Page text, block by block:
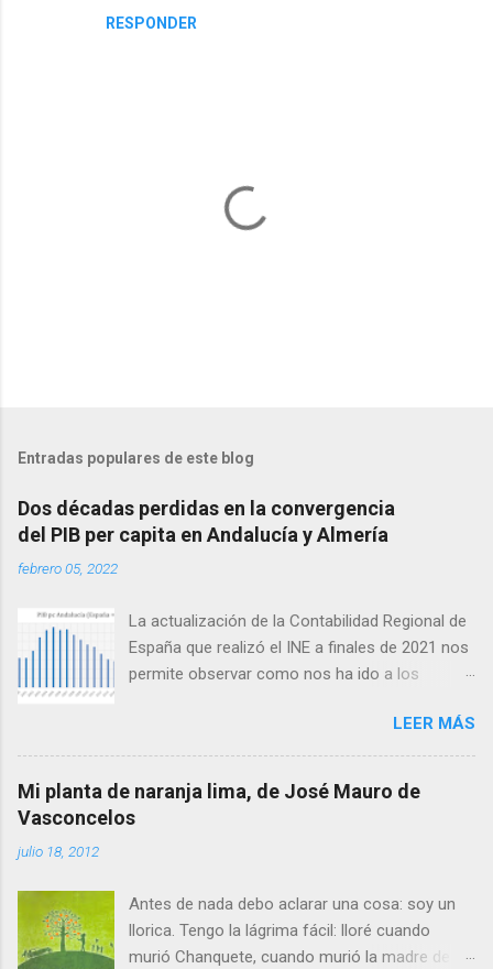
RESPONDER
l
a
r
n
o
m
t
i
Entradas populares de este blog
Dos décadas perdidas en la convergencia
del PIB per capita en Andalucía y Almería
febrero 05, 2022
La actualización de la Contabilidad Regional de
España que realizó el INE a finales de 2021 nos
permite observar como nos ha ido a los
refiere en relación con el conjunto de España.
Antes de seguir conviene aclarar que
producción per cápita no es exactamente lo
mismo que renta per cápita, ya que esta difiere
del conjunto del Estado en forma de servicios
públicos y mayores ayudas. El gran agujero de
la pasada crisis financiera Lo cierto es que, tras
LEER MÁS
Mi planta de naranja lima, de José Mauro de
Vasconcelos
julio 18, 2012
Antes de nada debo aclarar una cosa: soy un
llorica. Tengo la lágrima fácil: lloré cuando
murió Chanquete, cuando murió la madre de